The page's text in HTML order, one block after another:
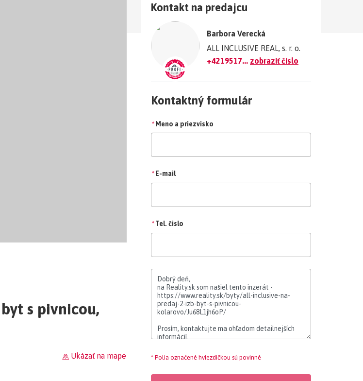
s pivnicou,
Ukázať na mape
Kontakt na predajcu
Barbora Verecká
ALL INCLUSIVE REAL, s. r. o.
+4219517... zobraziť číslo
Kontaktný formulár
* Meno a priezvisko
* E-mail
* Tel. čislo
* Polia označené hviezdičkou sú povinné